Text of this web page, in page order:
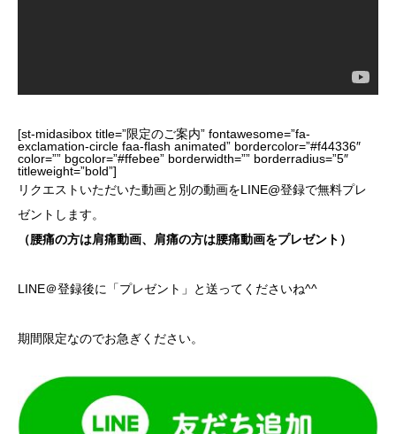
[st-midasibox title=”限定のご案内” fontawesome=”fa-
exclamation-circle faa-flash animated” bordercolor=”#f44336″
color=”” bgcolor=”#ffebee” borderwidth=”” borderradius=”5″
titleweight=”bold”]
リクエストいただいた動画と別の動画をLINE@登録で無料プレ
ゼントします。
（腰痛の方は肩痛動画、肩痛の方は腰痛動画をプレゼント）
LINE＠登録後に 「プレゼント」 と送ってくださいね^^
期間限定なのでお急ぎください。